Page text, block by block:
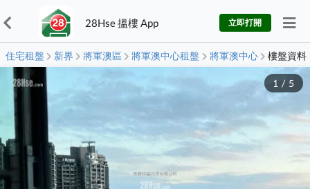
28Hse 搵樓 App 立即打開
住宅租盤 新界 將軍澳區 將軍澳中心租盤 將軍澳中心 樓盤資料
1 / 5